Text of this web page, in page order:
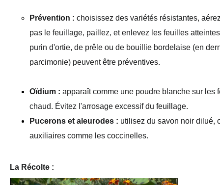
Prévention : choisissez des variétés résistantes,
pas le feuillage, paillez, et enlevez les feuilles
purin d'ortie, de prêle ou de bouillie bordelaise (en
parcimonie) peuvent être préventives.
Oïdium : apparaît comme une poudre blanche sur les
chaud. Évitez l'arrosage excessif du feuillage.
Pucerons et aleurodes : utilisez du savon noir dilué,
auxiliaires comme les coccinelles.
La Récolte :